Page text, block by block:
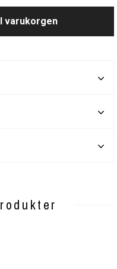
varukorgen